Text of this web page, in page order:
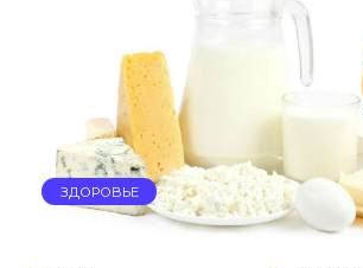
ЗДОРОВЬЕ